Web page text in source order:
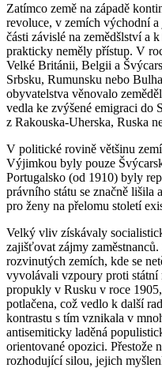
Zatímco země na západě
revoluce, v zemích východní
části závislé na zemědšlství a
prakticky neměly přístup. V
Velké Británii, Belgii a
Srbsku, Rumunsku nebo
obyvatelstva věnovalo
vedla ke zvýšené emigraci do
z Rakouska-Uherska, Ruska
V politické rovině většinu
Výjimkou byly pouze
Portugalsko (od 1910) byly
právního státu se značně lišila
pro ženy na přelomu století
Velký vliv získávaly
zajišťovat zájmy
rozvinutých zemích, kde se
vyvolávali vzpoury proti státní
propukly v Rusku v roce
potlačena, což vedlo k další
kontrastu s tím vznikala v
antisemiticky laděná
orientované opozici. Přestože
rozhodující silou, jejich